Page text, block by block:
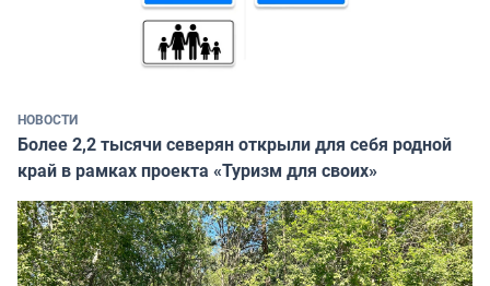
НОВОСТИ
Более 2,2 тысячи северян открыли для себя родной
край в рамках проекта «Туризм для своих»